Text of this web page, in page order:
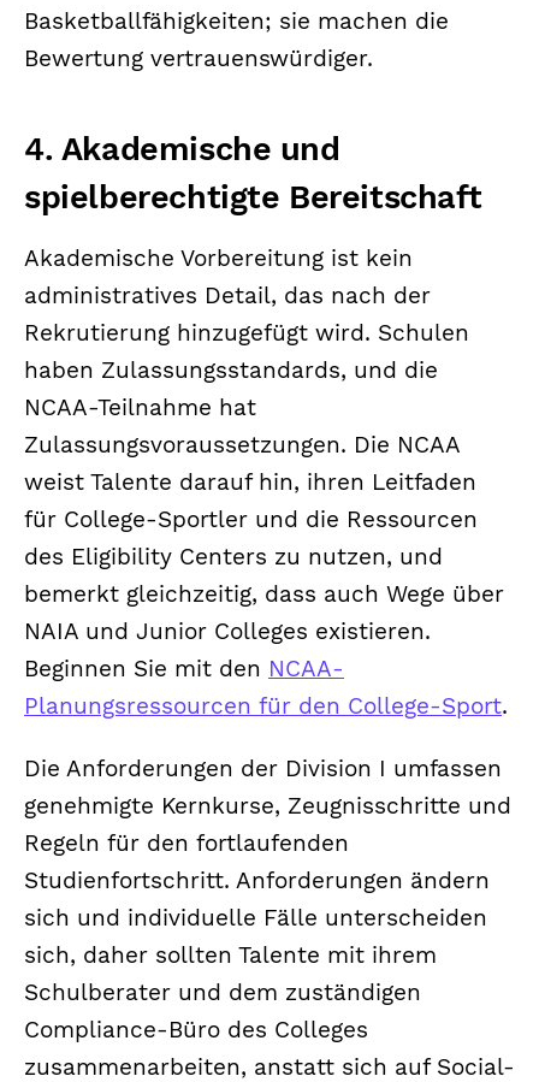
Basketballfähigkeiten; sie machen die
Bewertung vertrauenswürdiger.
4. Akademische und
spielberechtigte Bereitschaft
Akademische Vorbereitung ist kein
administratives Detail, das nach der
Rekrutierung hinzugefügt wird. Schulen
haben Zulassungsstandards, und die
NCAA-Teilnahme hat
Zulassungsvoraussetzungen. Die NCAA
weist Talente darauf hin, ihren Leitfaden
für College-Sportler und die Ressourcen
des Eligibility Centers zu nutzen, und
bemerkt gleichzeitig, dass auch Wege über
NAIA und Junior Colleges existieren.
Beginnen Sie mit den NCAA-
Planungsressourcen für den College-Sport.
Die Anforderungen der Division I umfassen
genehmigte Kernkurse, Zeugnisschritte und
Regeln für den fortlaufenden
Studienfortschritt. Anforderungen ändern
sich und individuelle Fälle unterscheiden
sich, daher sollten Talente mit ihrem
Schulberater und dem zuständigen
Compliance-Büro des Colleges
zusammenarbeiten, anstatt sich auf Social-